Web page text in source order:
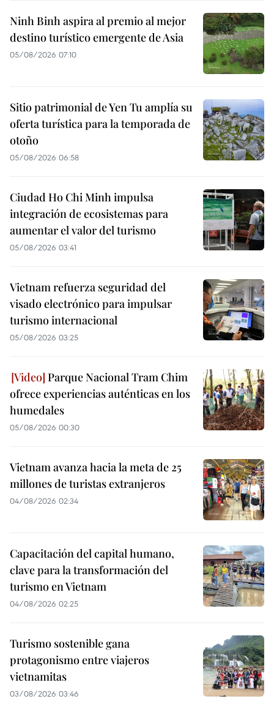
Ninh Binh aspira al premio al mejor
destino turístico emergente de Asia
05/08/2026 07:10
Sitio patrimonial de Yen Tu amplía su
oferta turística para la temporada de
otoño
05/08/2026 06:58
Ciudad Ho Chi Minh impulsa
integración de ecosistemas para
aumentar el valor del turismo
05/08/2026 03:41
Vietnam refuerza seguridad del
visado electrónico para impulsar
turismo internacional
05/08/2026 03:25
Parque Nacional Tram Chim
ofrece experiencias auténticas en los
humedales
05/08/2026 00:30
Vietnam avanza hacia la meta de 25
millones de turistas extranjeros
04/08/2026 02:34
Capacitación del capital humano,
clave para la transformación del
turismo en Vietnam
04/08/2026 02:25
Turismo sostenible gana
protagonismo entre viajeros
vietnamitas
03/08/2026 03:46